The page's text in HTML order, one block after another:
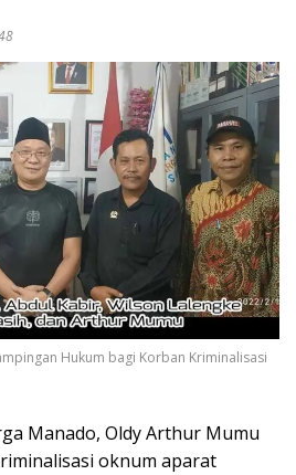
Hukum bagi Korban Kriminalisasi
Manado, Oldy Arthur Mumu
oknum aparat